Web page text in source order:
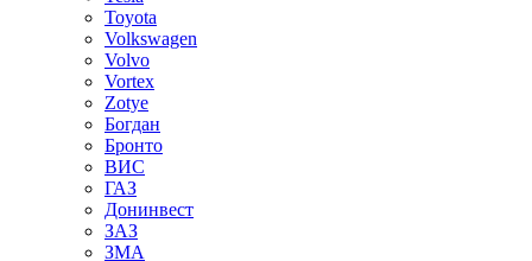
Toyota
Volkswagen
Volvo
Vortex
Zotye
Богдан
Бронто
ВИС
ГАЗ
Донинвест
ЗАЗ
ЗМА